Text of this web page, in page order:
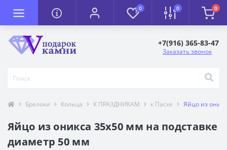
0 0 0
+7(916) 365-83-47
Заказать звонок
Брелоки Кольца К ПРАЗДНИКАМ к Пасхе Яйцо из
Яйцо из оникса 35х50 мм на подставке
диаметр 50 мм